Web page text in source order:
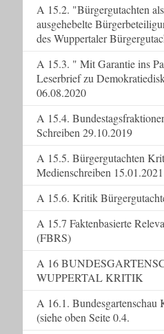
A 15.2. "Bürgergutachten als
ausgehebelte
des Wuppertaler
A 15.3. " Mit Garantie ins
Leserbrief zu
06.08.2020
A 15.4.
Schreiben 29.10.2019
A 15.5. Bürgergutachten
Medienschreiben 15.01.2021
A 15.6. Kritik
A 15.7 Faktenbasierte
(FBRS)
A 16
WUPPERTAL KRITIK
A 16.1. Bundesgartenschau
(siehe oben Seite 0.4.